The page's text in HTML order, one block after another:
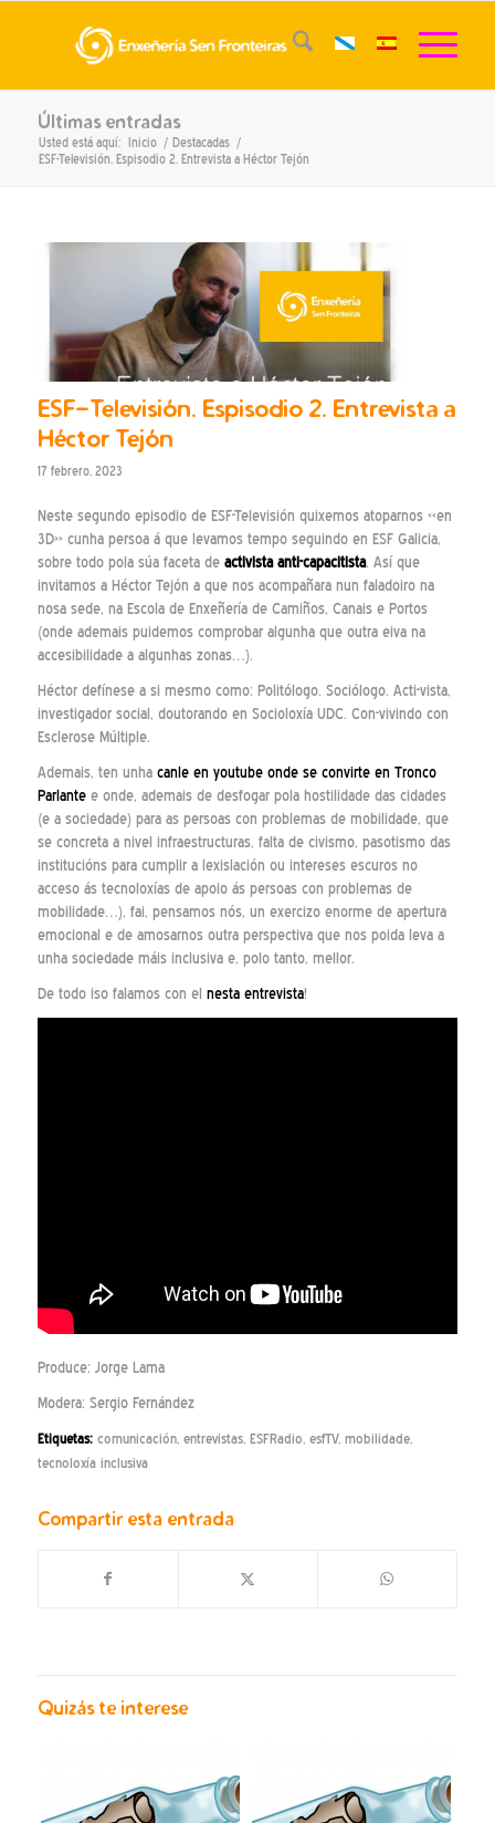
Últimas entradas
Usted está aquí: Inicio / Destacadas /
ESF-Televisión. Espisodio 2. Entrevista a Héctor Tejón
ESF-Televisión. Espisodio 2. Entrevista a
Héctor Tejón
17 febrero, 2023
Neste segundo episodio de ESF-Televisión quixemos atoparnos «en
3D» cunha persoa á que levamos tempo seguindo en ESF Galicia,
sobre todo pola súa faceta de activista anti-capacitista. Así que
invitamos a Héctor Tejón a que nos acompañara nun faladoiro na
nosa sede, na Escola de Enxeñería de Camiños, Canais e Portos
(onde ademais puidemos comprobar algunha que outra eiva na
accesibilidade a algunhas zonas…).
Héctor defínese a si mesmo como: Politólogo. Sociólogo. Acti-vista,
investigador social, doutorando en Socioloxía UDC. Con-vivindo con
Esclerose Múltiple.
Ademais, ten unha canle en youtube onde se convirte en Tronco
Parlantee onde, ademais de desfogar pola hostilidade das cidades
(e a sociedade) para as persoas con problemas de mobilidade, que
se concreta a nivel infraestructuras, falta de civismo, pasotismo das
institucións para cumplir a lexislación ou intereses escuros no
acceso ás tecnoloxías de apoio ás persoas con problemas de
mobilidade…), fai, pensamos nós, un exercizo enorme de apertura
emocional e de amosarnos outra perspectiva que nos poida leva a
unha sociedade máis inclusiva e, polo tanto, mellor.
De todo iso falamos con el nesta entrevista!
Produce: Jorge Lama
Modera: Sergio Fernández
Etiquetas: comunicación, entrevistas, ESFRadio, esfTV, mobilidade,
tecnoloxía inclusiva
Compartir esta entrada
Quizás te interese